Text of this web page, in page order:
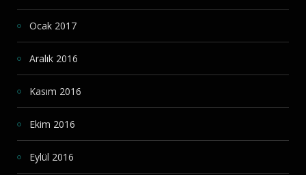
Ocak 2017
Aralık 2016
Kasım 2016
Ekim 2016
Eylül 2016